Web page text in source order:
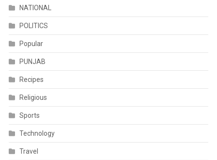
NATIONAL
POLITICS
Popular
PUNJAB
Recipes
Religious
Sports
Technology
Travel